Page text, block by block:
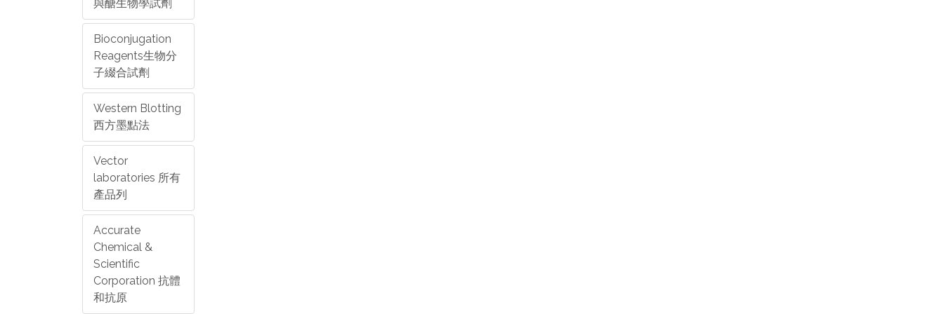
與醣生物學試劑
Bioconjugation
Reagents生物分
子綴合試劑
Western Blotting
西方墨點法
Vector
laboratories 所有
產品列
Accurate
Chemical &
Scientific
Corporation 抗體
和抗原